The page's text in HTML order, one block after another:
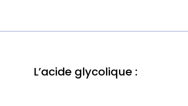
L’acide glycolique :